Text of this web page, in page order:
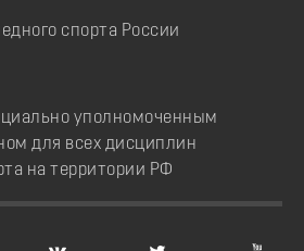
спорта России
уполномоченным
для всех дисциплин
на территории РФ